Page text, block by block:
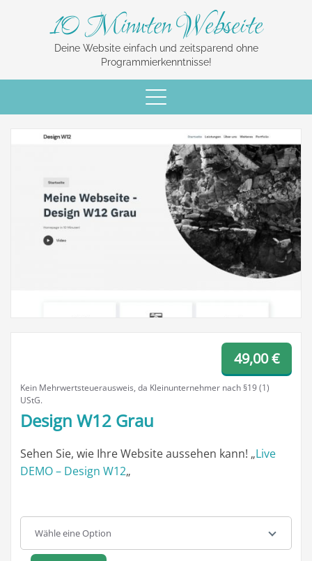
10 Minuten Webseite
Deine Website einfach und zeitsparend ohne
Programmierkenntnisse!
Schalte
Navigation
49,00€
Design W12 Grau
Kein Mehrwertsteuerausweis, da Kleinunternehmer nach §19 (1)
UStG.
Sehen Sie, wie Ihre Website aussehen kann! „Live
DEMO – Design W12„
Wähle eine Option